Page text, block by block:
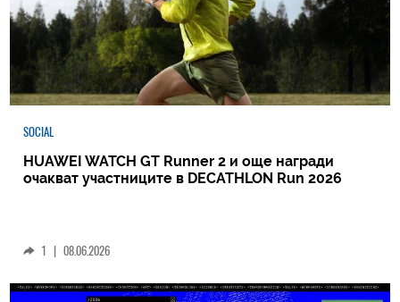
SOCIAL
HUAWEI WATCH GT Runner 2 и още награди
очакват участниците в DECATHLON Run 2026
1 | 08.06.2026